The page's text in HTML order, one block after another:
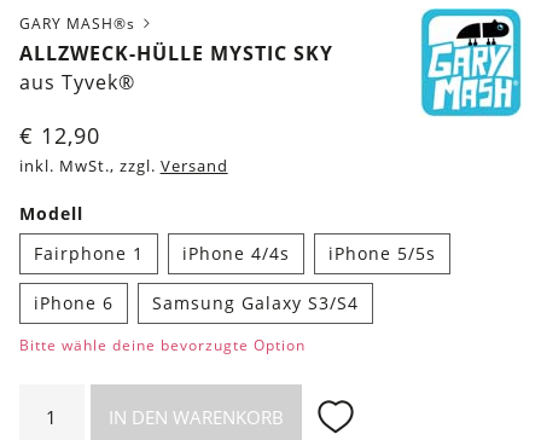
GARY MASH®s
ALLZWECK-HÜLLE MYSTIC SKY
aus Tyvek®
€ 12,90
inkl. MwSt., zzgl. Versand
Modell
Fairphone 1
iPhone 4/4s iPhone 5/5s
iPhone 6 Samsung Galaxy S3/S4
Bitte wähle deine bevorzugte Option
Hülle
IN DEN WARENKORB